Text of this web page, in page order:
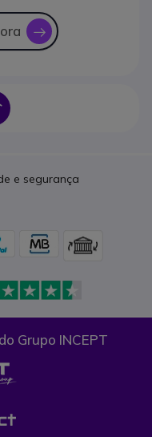
icon
Icon
e segurança
Grupo INCEPT